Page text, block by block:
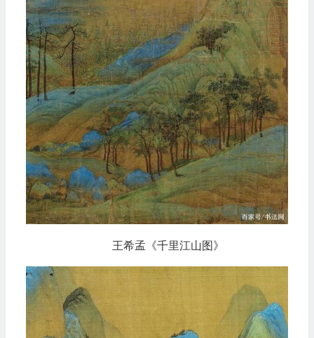
王希孟《千里江山图》